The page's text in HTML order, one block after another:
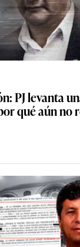
PJ levanta
qué aún no